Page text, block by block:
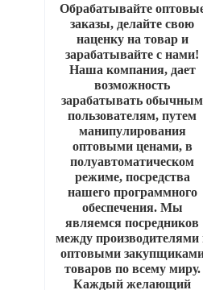
Обрабатывайте
заказы, делайте свою
наценку на товар и
зарабатывайте с нами!
Наша компания, дает
возможность
зарабатывать обычным
пользователям, путем
манипулирования
оптовыми ценами, в
полуавтоматическом
режиме, посредства
нашего программного
обеспечения. Мы
являемся посредников
между производителями
оптовыми
товаров по всему миру.
Каждый желающий